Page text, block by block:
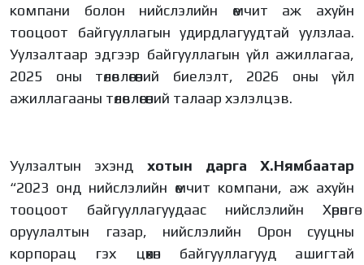
компани болон нийслэлийн өмчит аж ахуйн
тооцоот байгууллагын удирдлагуудтай уулзлаа.
Уулзалтаар эдгээр байгууллагын үйл ажиллагаа,
2025 оны төлөвлөгөөний биелэлт, 2026 оны үйл
ажиллагааны төлөвлөгөөний талаар хэлэлцэв.
Уулзалтын эхэнд хотын дарга Х.Нямбаатар
“2023 онд нийслэлийн өмчит компани, аж ахуйн
тооцоот байгууллагуудаас нийслэлийн Хөрөнгө
оруулалтын газар, нийслэлийн Орон сууцны
корпорац гэх цөөхөн байгууллагууд ашигтай